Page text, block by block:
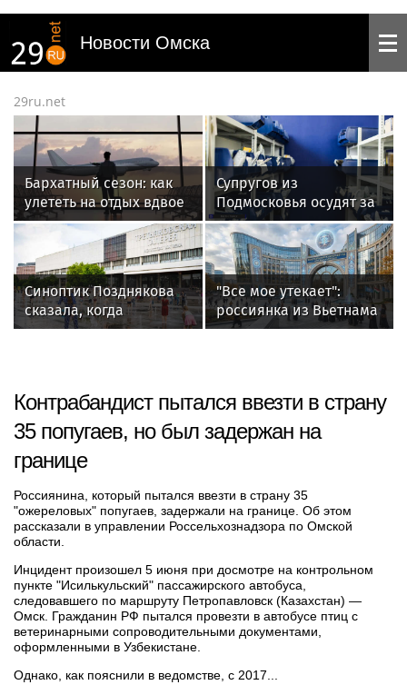
Новости Омска
29ru.net
Бархатный сезон: как
улететь на отдых вдвое
дешевле — 7
проверенных способов
Супругов из
Подмосковья осудят за
посылку с сюрпризом в
Томск
Синоптик Позднякова
сказала, когда
закончится жара в
"Все мое утекает":
россиянка из Вьетнама
подала иск к ведьме из
Контрабандист пытался ввезти в страну
35 попугаев, но был задержан на
границе
Россиянина, который пытался ввезти в страну 35
"ожереловых" попугаев, задержали на границе. Об этом
рассказали в управлении Россельхознадзора по Омской
области.
Инцидент произошел 5 июня при досмотре на контрольном
пункте "Исилькульский" пассажирского автобуса,
следовавшего по маршруту Петропавловск (Казахстан) —
Омск. Гражданин РФ пытался провезти в автобусе птиц с
ветеринарными сопроводительными документами,
оформленными в Узбекистане.
Однако, как пояснили в ведомстве, с 2017...